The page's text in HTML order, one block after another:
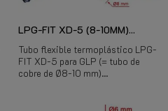
LPG-FIT XD-5 (8-10MM)...
Tubo flexible termoplástico LPG-
FIT XD-5 para GLP (= tubo de
cobre de Ø8-10 mm)...